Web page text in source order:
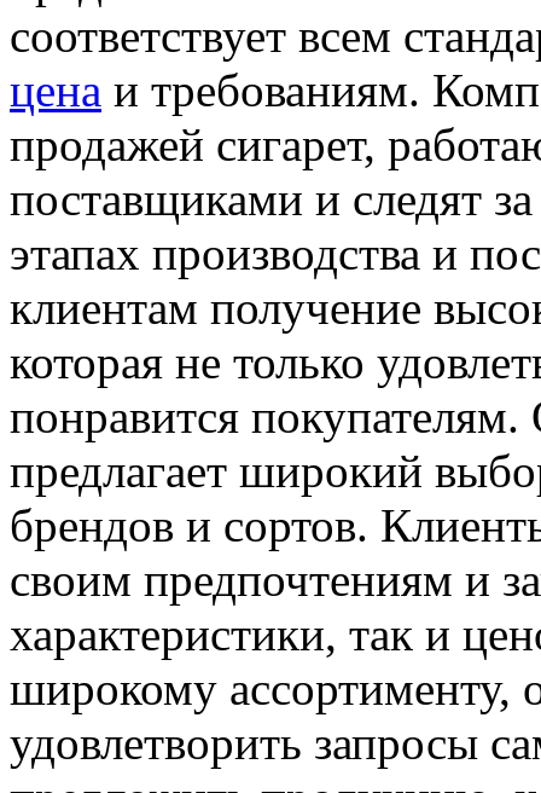
соответствует всем
цена и требованиям.
продажей сигарет,
поставщиками и следят
этапах производства и
клиентам получение
которая не только
понравится
предлагает широкий
брендов и сортов.
своим предпочтениям и
характеристики, так и
широкому ассортименту,
удовлетворить запросы